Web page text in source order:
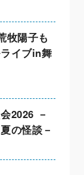
牧陽子も
イブin舞
2026 －
の怪談－